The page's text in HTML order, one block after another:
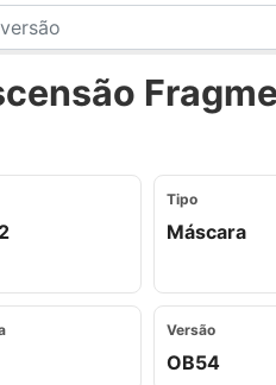
Tipo
Máscara
Versão
OB54